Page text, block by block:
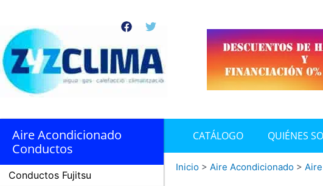
contenido
F
c
e
b
o
T
i
t
t
e
CATÁLOGO QUIÉNES
Aire Acondicionado
Conductos
Conductos Fujitsu
Inicio> Aire Acondicionado>